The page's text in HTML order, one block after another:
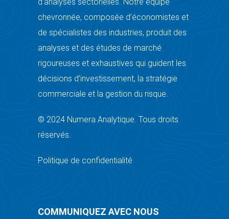
chevronnée, composée d’économistes et
de spécialistes des industries, produit des
analyses et des études de marché
rigoureuses et exhaustives qui guident les
décisions d’investissement, la stratégie
commerciale et la gestion du risque.
© 2024 Numera Analytique. Tous droits
réservés.
Politique de confidentialité
COMMUNIQUEZ AVEC NOUS